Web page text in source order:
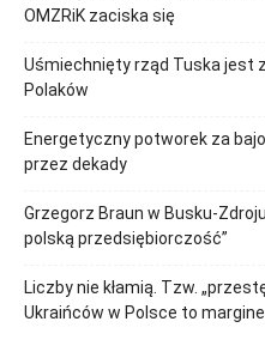
OMZRiK zaciska się
Uśmiechnięty rząd Tuska jest
Polaków
Energetyczny potworek za
przez dekady
Grzegorz Braun w Busku-
polską przedsiębiorczość”
Liczby nie kłamią. Tzw.
Ukraińców w Polsce to